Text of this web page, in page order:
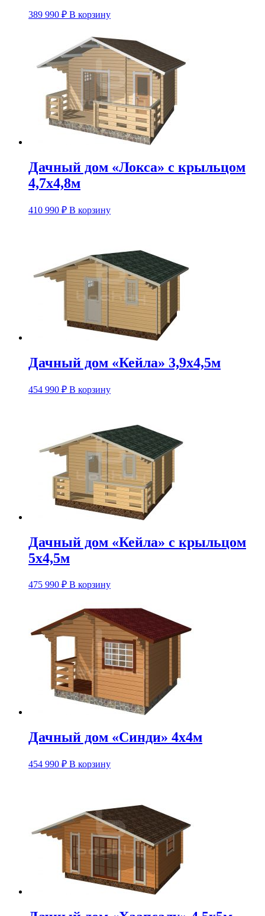
389 990 ₽ В корзину
Дачный дом «Локса» с крыльцом
4,7х4,8м
410 990 ₽ В корзину
Дачный дом «Кейла» 3,9х4,5м
454 990 ₽ В корзину
Дачный дом «Кейла» с крыльцом
5х4,5м
475 990 ₽ В корзину
Дачный дом «Синди» 4х4м
454 990 ₽ В корзину